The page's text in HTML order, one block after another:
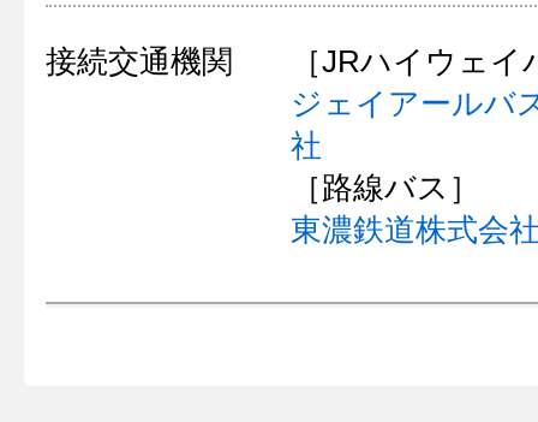
接続交通機関
［JRハイウェイ
ジェイアールバ
社
［路線バス］
東濃鉄道株式会